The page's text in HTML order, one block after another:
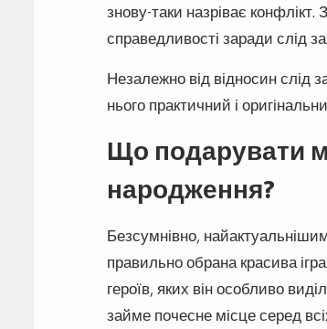
знову-таки назріває конфлікт.
справедливості заради слід
Незалежно від відносин слід
нього практичний і
Що подарувати
народження?
Безсумнівно,
правильно обрана красива
героїв, яких він особливо
займе почесне місце серед